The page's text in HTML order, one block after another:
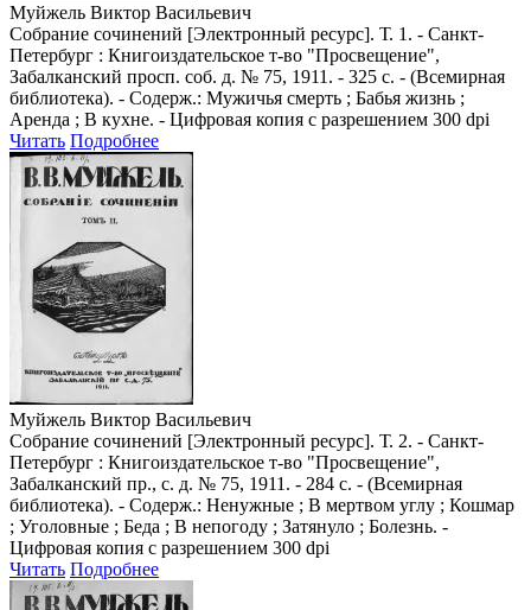
Муйжель Виктор Васильевич
Собрание сочинений [Электронный ресурс]. Т. 1. - Санкт-
Петербург : Книгоиздательское т-во "Просвещение",
Забалканский просп. соб. д. № 75, 1911. - 325 с. - (Всемирная
библиотека). - Содерж.: Мужичья смерть ; Бабья жизнь ;
Аренда ; В кухне. - Цифровая копия с разрешением 300 dpi
Читать Подробнее
Муйжель Виктор Васильевич
Собрание сочинений [Электронный ресурс]. Т. 2. - Санкт-
Петербург : Книгоиздательское т-во "Просвещение",
Забалканский пр., с. д. № 75, 1911. - 284 с. - (Всемирная
библиотека). - Содерж.: Ненужные ; В мертвом углу ; Кошмар
; Уголовные ; Беда ; В непогоду ; Затянуло ; Болезнь. -
Цифровая копия с разрешением 300 dpi
Читать Подробнее